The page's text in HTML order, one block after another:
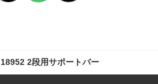
18952 2段用サポートバー